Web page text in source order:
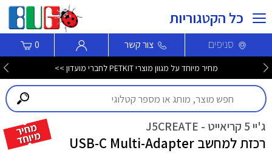
כל הקטגוריות
סניפים צור קשר 0
מחיר מיוחד על מגוון מוצרי PETKIT לחברי מועדון >>
ג'יי 5 קריאייט - J5CREATE
רכזת למחשב USB-C Multi-Adapter